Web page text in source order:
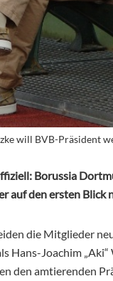
will BVB-Präsident
Borussia
auf den ersten Blick
die Mitglieder
Hans-Joachim
den amtierenden